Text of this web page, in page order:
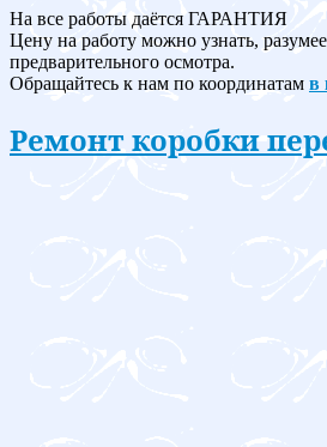
На все работы даётся ГАРАНТИЯ
Цену на работу можно узнать,
предварительного осмотра.
Обращайтесь к нам по координатам в
Ремонт коробки